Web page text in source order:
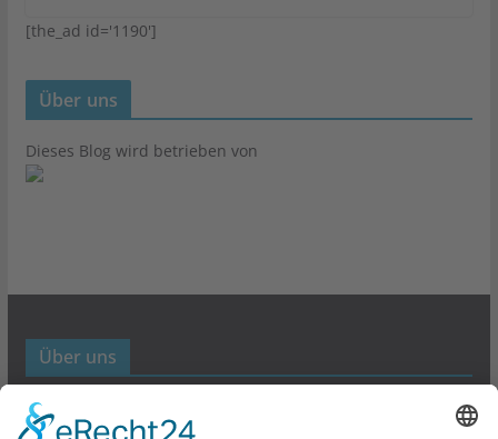
[the_ad id='1190']
Über uns
Dieses Blog wird betrieben von
Über uns
Werbund- und Marketing Blog